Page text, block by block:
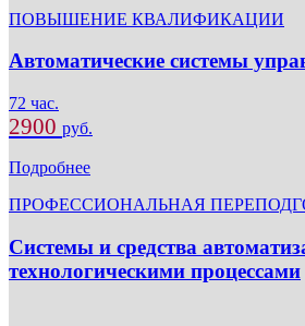
ПОВЫШЕНИЕ КВАЛИФИКАЦИИ
Автоматические системы
72 час.
2900 руб.
Подробнее
ПРОФЕССИОНАЛЬНАЯ
Системы и средства
технологическими процессами